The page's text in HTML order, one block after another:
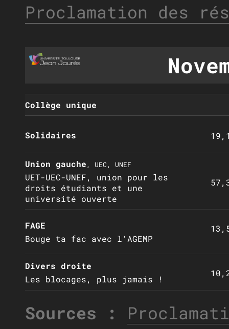
Proclamation des
Collège unique
Solidaires
Union gauche, UEC, UNEF
UET-UEC-UNEF, union pour les
droits étudiants et une
université ouverte
FAGE
Bouge ta fac avec l'AGEMP
Divers droite
Les blocages, plus jamais !
Sources :